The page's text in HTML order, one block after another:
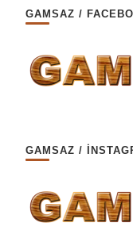
GAMSAZ /
GAMSAZ /